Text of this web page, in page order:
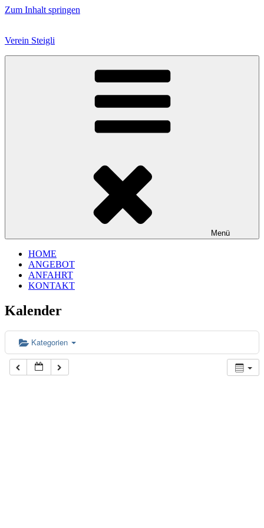
Zum Inhalt springen
Verein Steigli
Menü
HOME
ANGEBOT
ANFAHRT
KONTAKT
Kalender
Kategorien